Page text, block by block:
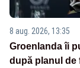
8 aug. 2026, 13:35
Groenlanda îi
după planul de